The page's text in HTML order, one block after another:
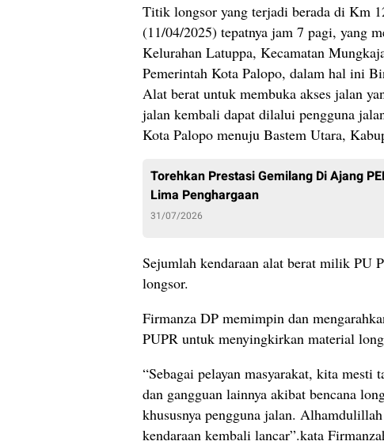
Titik longsor yang terjadi berada di Km
(11/04/2025) tepatnya jam 7 pagi, yang
Kelurahan Latuppa, Kecamatan
Pemerintah Kota Palopo, dalam hal ini
Alat berat untuk membuka akses jalan
jalan kembali dapat dilalui pengguna
Kota Palopo menuju Bastem Utara,
Torehkan Prestasi Gemilang Di Ajang
Lima Penghargaan
31/07/2026
Sejumlah kendaraan alat berat milik PU
longsor.
Firmanza DP memimpin dan
PUPR untuk menyingkirkan material
“Sebagai pelayan masyarakat, kita mesti
dan gangguan lainnya akibat bencana
khususnya pengguna jalan.
kendaraan kembali lancar”.kata